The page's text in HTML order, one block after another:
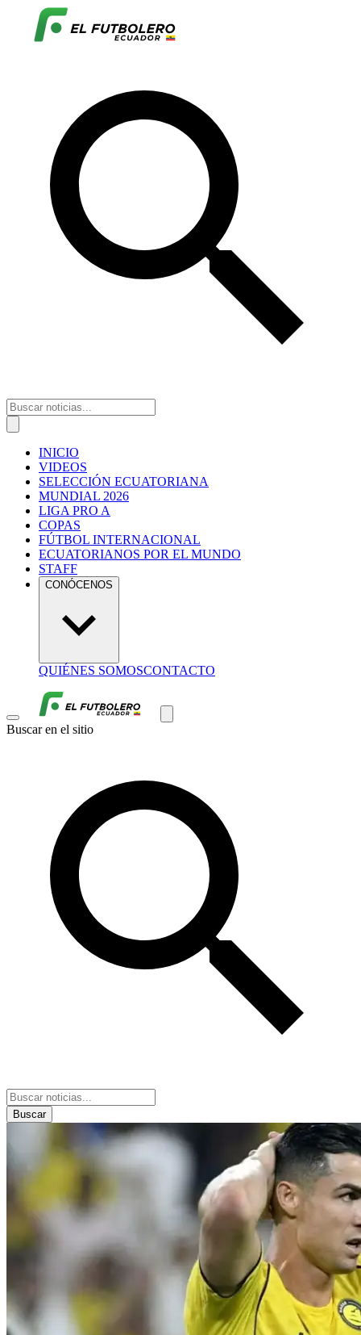
INICIO
VIDEOS
SELECCIÓN ECUATORIANA
MUNDIAL 2026
LIGA PRO A
COPAS
FÚTBOL INTERNACIONAL
ECUATORIANOS POR EL MUNDO
STAFF
CONÓCENOS
QUIÉNES SOMOSCONTACTO
Buscar en el sitio
Buscar